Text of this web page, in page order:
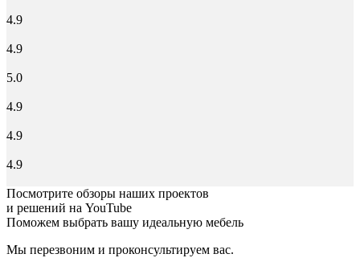
4.9
4.9
5.0
4.9
4.9
4.9
Посмотрите обзоры наших проектов
и решений на YouTube
Поможем выбрать вашу идеальную мебель
Мы перезвоним и проконсультируем вас.